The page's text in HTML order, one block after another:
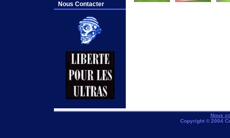
Nous Contacter
Nous
Copyright © 2004